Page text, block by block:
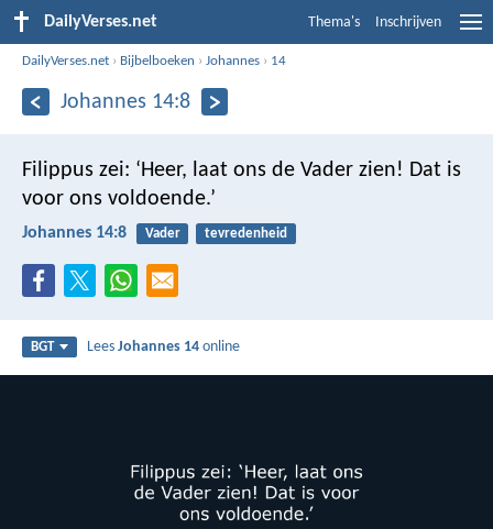
DailyVerses.net Thema's Inschrijven
DailyVerses.net › Bijbelboeken ›Johannes › 14
Johannes 14:8
Filippus zei: ‘Heer, laat ons de Vader zien! Dat is
voor ons voldoende.’
Johannes 14:8 Vader tevredenheid
BGT LeesJohannes 14 online